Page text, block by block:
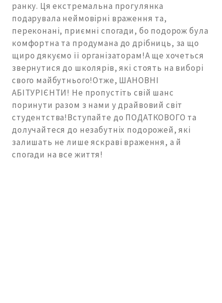
ранку. Ця екстремальна прогулянка
подарувала неймовірні враження та,
переконані, приємні спогади, бо подорож була
комфортна та продумана до дрібниць, за що
щиро дякуємо її організаторам!А ще хочеться
звернутися до школярів, які стоять на виборі
свого майбутнього!Отже, ШАНОВНІ
АБІТУРІЄНТИ! Не пропустіть свій шанс
поринути разом з нами у драйвовий світ
студентства!Вступайте до ПОДАТКОВОГО та
долучайтеся до незабутніх подорожей, які
залишать не лише яскраві враження, а й
спогади на все життя!